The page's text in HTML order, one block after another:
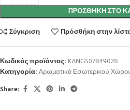
ΠΡΟΣΘΉΚΗ ΣΤΟ
Σύγκριση
Πρόσθήκη στην
Κωδικός προϊόντος: KANGS07849028
Κατηγορία:Αρωματικά Εσωτερικού
Share: